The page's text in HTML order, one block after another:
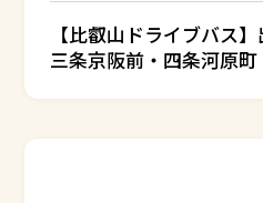
【比叡山ドライブバス
三条京阪前・四条河原町